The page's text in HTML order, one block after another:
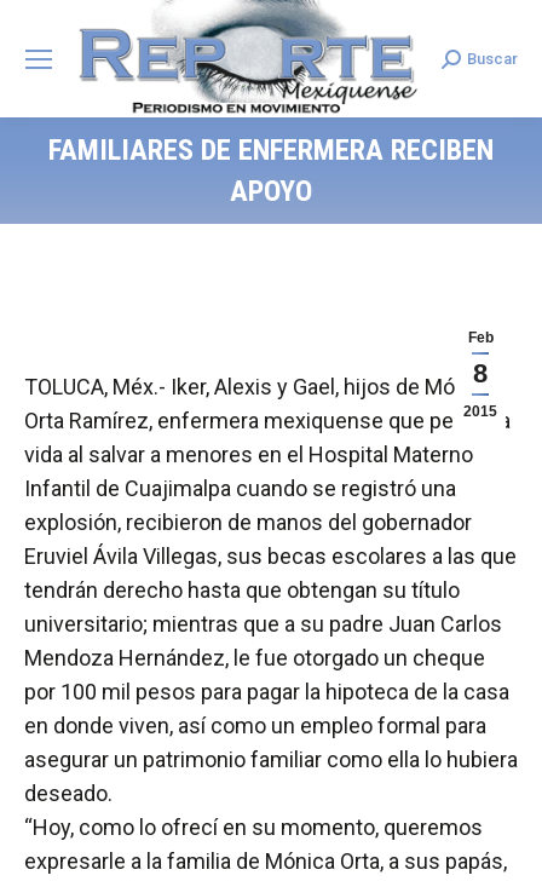
Search:
Buscar
FAMILIARES DE ENFERMERA RECIBEN
APOYO
Feb
8
2015
TOLUCA, Méx.- Iker, Alexis y Gael, hijos de Mónica
Orta Ramírez, enfermera mexiquense que perdió la
vida al salvar a menores en el Hospital Materno
Infantil de Cuajimalpa cuando se registró una
explosión, recibieron de manos del gobernador
Eruviel Ávila Villegas, sus becas escolares a las que
tendrán derecho hasta que obtengan su título
universitario; mientras que a su padre Juan Carlos
Mendoza Hernández, le fue otorgado un cheque
por 100 mil pesos para pagar la hipoteca de la casa
en donde viven, así como un empleo formal para
asegurar un patrimonio familiar como ella lo hubiera
deseado.
“Hoy, como lo ofrecí en su momento, queremos
expresarle a la familia de Mónica Orta, a sus papás,